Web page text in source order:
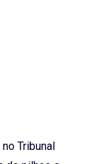
Tribunal